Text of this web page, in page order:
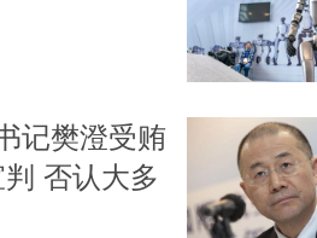
记樊澄受贿
否认大多